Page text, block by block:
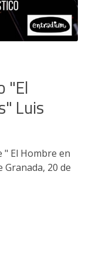
"El
Luis
" El Hombre en
Granada, 20 de